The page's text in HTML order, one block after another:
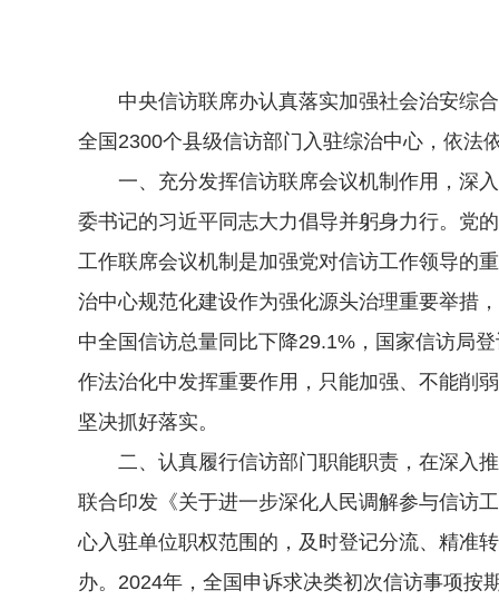
中央信访联席办认真落实加强社会治安综合
全国2300个县级信访部门入驻综治中心，依法
一、充分发挥信访联席会议机制作用，深入
委书记的习近平同志大力倡导并躬身力行。党
工作联席会议机制是加强党对信访工作领导的
治中心规范化建设作为强化源头治理重要举措
中全国信访总量同比下降29.1%，国家信访局
作法治化中发挥重要作用，只能加强、不能削
坚决抓好落实。
二、认真履行信访部门职能职责，在深入推
联合印发《关于进一步深化人民调解参与信访
心入驻单位职权范围的，及时登记分流、精准
办。2024年，全国申诉求决类初次信访事项按